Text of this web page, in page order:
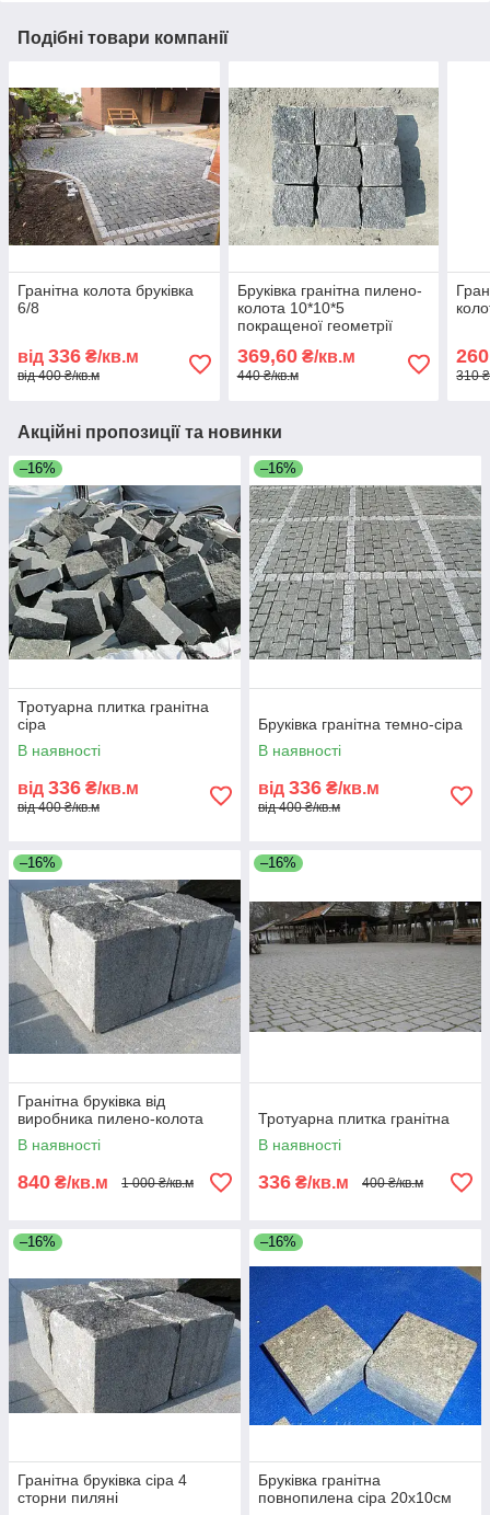
Подібні товари компанії
Гранітна колота бруківка
6/8
від 336 ₴/кв.м
від 400 ₴/кв.м
Бруківка гранітна пилено-
колота 10*10*5
покращеної геометрії
369,60₴/кв.м
440 ₴/кв.м 310
Акційні пропозиції та новинки
–16%
Тротуарна плитка гранітна
сіра
В наявності
від 336 ₴/кв.м
від 400 ₴/кв.м
–16%
Бруківка гранітна темно-сіра
В наявності
від 336 ₴/кв.м
від 400 ₴/кв.м
–16%
Гранітна бруківка від
виробника пилено-колота
В наявності
840 ₴/кв.м 1 000 ₴/кв.м
–16%
Тротуарна плитка гранітна
В наявності
336 ₴/кв.м 400 ₴/кв.м
–16%
Гранітна бруківка сіра 4
сторни пиляні
–16%
Бруківка гранітна
повнопилена сіра 20х10см